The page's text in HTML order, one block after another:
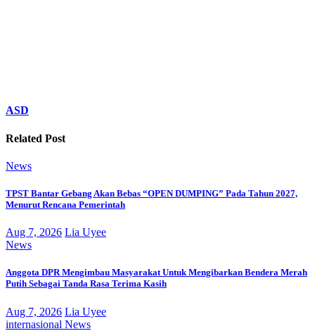
ASD
Related Post
News
TPST Bantar Gebang Akan Bebas “OPEN DUMPING” Pada Tahun 2027,
Menurut Rencana Pemerintah
Aug 7, 2026 Lia Uyee
News
Anggota DPR Mengimbau Masyarakat Untuk Mengibarkan Bendera Merah
Putih Sebagai Tanda Rasa Terima Kasih
Aug 7, 2026 Lia Uyee
internasional News